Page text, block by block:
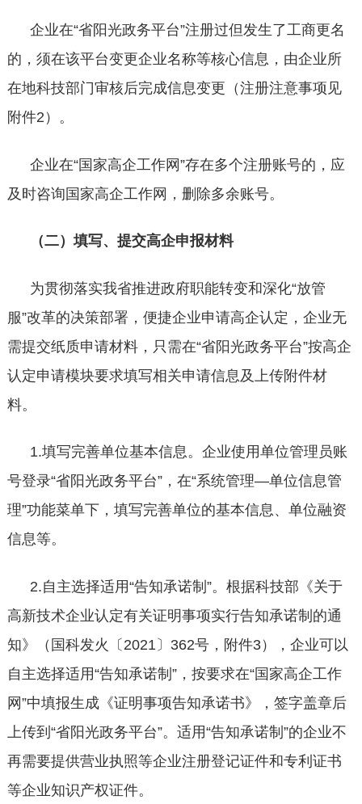
企业在“省阳光政务平台”注册过但发生了工商更名
的，须在该平台变更企业名称等核心信息，由企业所
在地科技部门审核后完成信息变更（注册注意事项见
附件2）。
企业在“国家高企工作网”存在多个注册账号的，应
及时咨询国家高企工作网，删除多余账号。
（二）填写、提交高企申报材料
为贯彻落实我省推进政府职能转变和深化“放管
服”改革的决策部署，便捷企业申请高企认定，企业无
需提交纸质申请材料，只需在“省阳光政务平台”按高企
认定申请模块要求填写相关申请信息及上传附件材
料。
1.填写完善单位基本信息。企业使用单位管理员账
号登录“省阳光政务平台”，在“系统管理—单位信息管
理”功能菜单下，填写完善单位的基本信息、单位融资
信息等。
2.自主选择适用“告知承诺制”。根据科技部《关于
高新技术企业认定有关证明事项实行告知承诺制的通
知》（国科发火〔2021〕362号，附件3），企业可以
自主选择适用“告知承诺制”，按要求在“国家高企工作
网”中填报生成《证明事项告知承诺书》，签字盖章后
上传到“省阳光政务平台”。适用“告知承诺制”的企业不
再需要提供营业执照等企业注册登记证件和专利证书
等企业知识产权证件。